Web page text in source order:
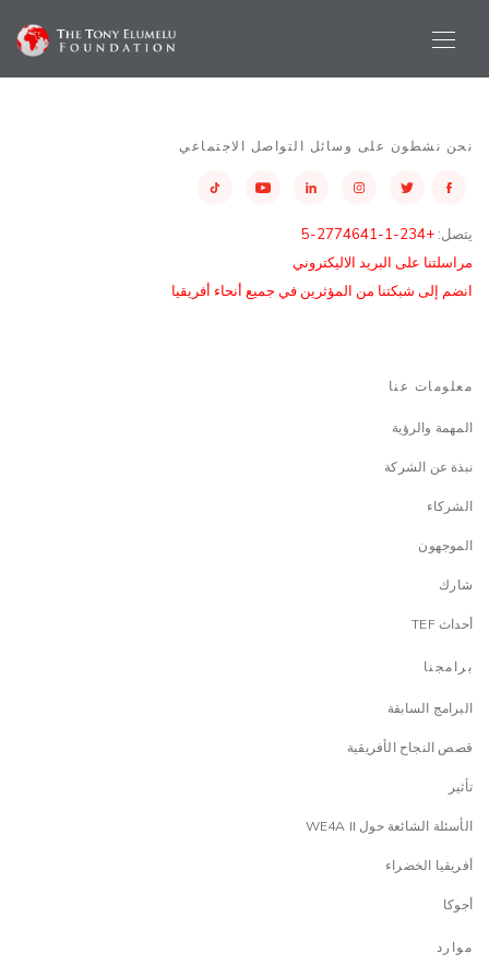
نحن نشطون على وسائل التواصل الاجتماعي
يتصل: +234-1-2774641-5
مراسلتنا على البريد الاليكتروني
انضم إلى شبكتنا من المؤثرين في جميع أنحاء أفريقيا
معلومات عنا
المهمة والرؤية
نبذة عن الشركة
الشركاء
الموجهون
شارك
أحداث TEF
برامجنا
البرامج السابقة
قصص النجاح الأفريقية
تأثير
الأسئلة الشائعة حول WE4A II
أفريقيا الخضراء
أجوكا
موارد